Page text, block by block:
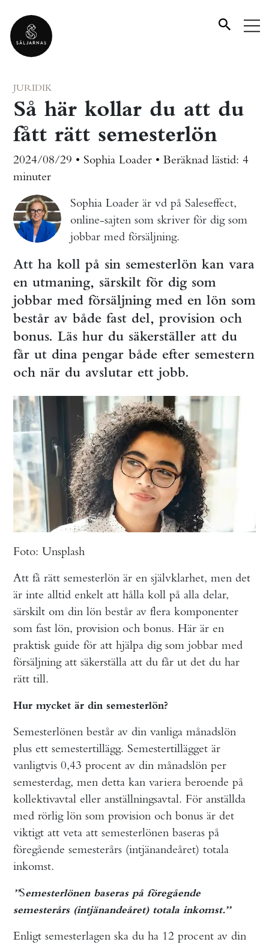
JURIDIK
Så här kollar du att du
fått rätt semesterlön
2024/08/29 • Sophia Loader • Beräknad lästid: 4
minuter
Sophia Loader är vd på Saleseffect,
online-sajten som skriver för dig som
jobbar med försäljning.
Att ha koll på sin semesterlön kan vara
en utmaning, särskilt för dig som
jobbar med försäljning med en lön som
består av både fast del, provision och
bonus. Läs hur du säkerställer att du
får ut dina pengar både efter semestern
och när du avslutar ett jobb.
Foto: Unsplash
Att få rätt semesterlön är en självklarhet, men det
är inte alltid enkelt att hålla koll på alla delar,
särskilt om din lön består av flera komponenter
som fast lön, provision och bonus. Här är en
praktisk guide för att hjälpa dig som jobbar med
försäljning att säkerställa att du får ut det du har
rätt till.
Hur mycket är din semesterlön?
Semesterlönen består av din vanliga månadslön
plus ett semestertillägg. Semestertillägget är
vanligtvis 0,43 procent av din månadslön per
semesterdag, men detta kan variera beroende på
kollektivavtal eller anställningsavtal. För anställda
med rörlig lön som provision och bonus är det
viktigt att veta att semesterlönen baseras på
föregående semesterårs (intjänandeåret) totala
inkomst.
”Semesterlönen baseras på föregående
semesterårs (intjänandeåret) totala inkomst.”
Enligt semesterlagen ska du ha 12 procent av din